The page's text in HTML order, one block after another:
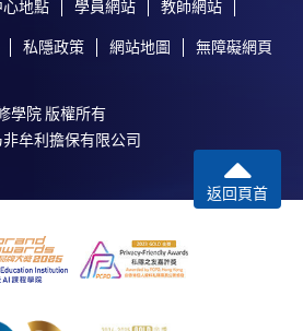
親身到學院報名中心報名，並避
情況（例如課程因報名人數不足
已繳費用概不退還。如獲學院批
、易辦事、微信支付、支付寶、
網上付款）方式繳交之款項，將
地點 學員網站 教師網站
私隱政策 網站地圖 無障礙網頁
學院 版權所有
牟利擔保有限公司
返回頁首